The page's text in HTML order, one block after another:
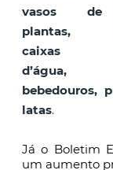
vasos de
plantas,
caixas
d’água,
bebedouros,
latas.
Já o Boletim
um aumento